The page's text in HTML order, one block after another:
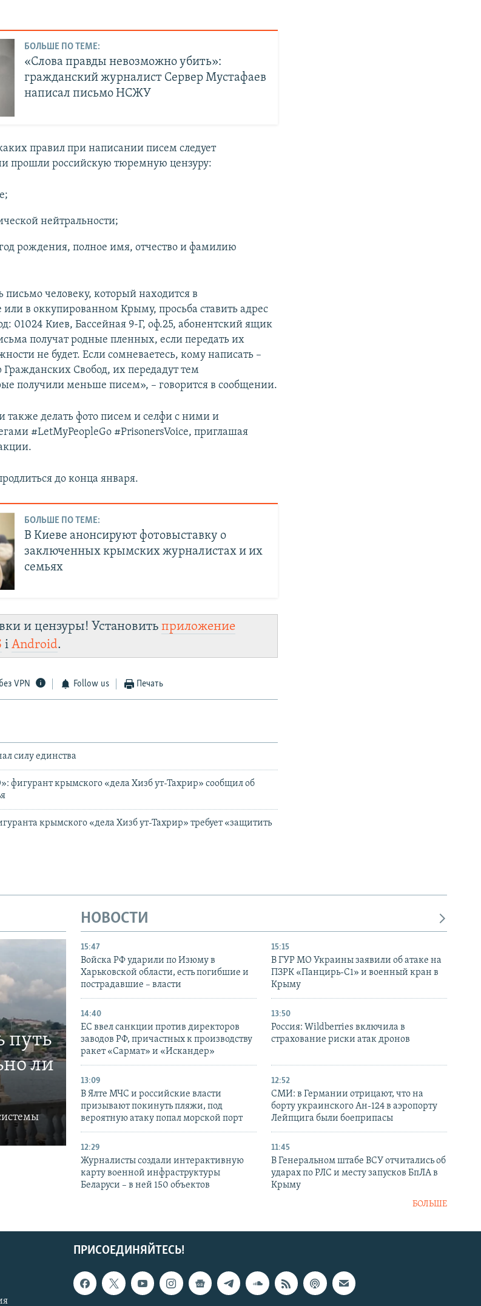
БОЛЬШЕ ПО ТЕМЕ:
«Слова правды невозможно убить»:
гражданский журналист Сервер Мустафаев
написал письмо НСЖУ
правил при написании писем следует
прошли российскую тюремную цензуру:
нейтральности;
рождения, полное имя, отчество и фамилию
человеку, который находится в
в оккупированном Крыму, просьба ставить адрес
01024 Киев, Бассейная 9-Г, оф.25, абонентский ящик
получат родные пленных, если передать их
не будет. Если сомневаетесь, кому написать –
Свобод, их передадут тем
получили меньше писем», – говорится в сообщении.
также делать фото писем и селфи с ними и
#LetMyPeopleGo #PrisonersVoice, приглашая
до конца января.
БОЛЬШЕ ПО ТЕМЕ:
В Киеве анонсируют фотовыставку о
заключенных крымских журналистах и их
семьях
и цензуры! Установитьприложение
іAndroid.
VPN Follow us Печать
силу единства
фигурант крымского «дела Хизб ут-Тахрир» сообщил об
крымского «дела Хизб ут-Тахрир» требует «защитить
путь
ли
НОВОСТИ
15:47
Войска РФ ударили по Изюму в
Харьковской области, есть погибшие и
пострадавшие – власти
15:15
В ГУР МО Украины заявили об атаке на
ПЗРК «Панцирь-С1» и военный кран в
Крыму
14:40
ЕС ввел санкции против директоров
заводов РФ, причастных к производству
ракет «Сармат» и «Искандер»
13:50
Россия: Wildberries включила в
страхование риски атак дронов
13:09
В Ялте МЧС и российские власти
призывают покинуть пляжи, под
вероятную атаку попал морской порт
12:52
СМИ: в Германии отрицают, что на
борту украинского Ан-124 в аэропорту
Лейпцига были боеприпасы
12:29
Журналисты создали интерактивную
карту военной инфраструктуры
Беларуси – в ней 150 объектов
11:45
В Генеральном штабе ВСУ отчитались об
ударах по РЛС и месту запусков БпЛА в
Крыму
БОЛЬШЕ
ПРИСОЕДИНЯЙТЕСЬ!